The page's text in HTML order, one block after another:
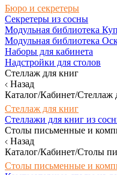
Бюро и секретеры
Секретеры из сосны
Модульная библиотека
Модульная библиотека
Наборы для кабинета
Надстройки для столов
Стеллаж для книг
Назад
Каталог/Кабинет/Стеллаж
Стеллаж для книг
Стеллажи для книг из
Столы письменные и
Назад
Каталог/Кабинет/Столы
Столы письменные и